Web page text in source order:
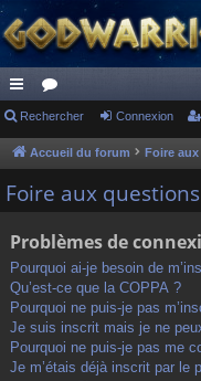
ac
co
ur
s
or
u
Rechercher Connexion
Accueil du forum Foire
Foire aux questions
Problèmes de
Pourquoi ai-je besoin de
Qu’est-ce que la COPPA ?
Pourquoi ne puis-je pas
Je suis inscrit mais je ne
Pourquoi ne puis-je pas me
Je m’étais déjà inscrit par le